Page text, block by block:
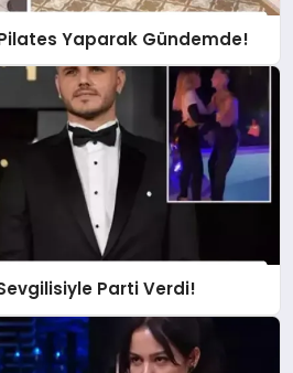
Yaparak Gündemde!
Parti Verdi!